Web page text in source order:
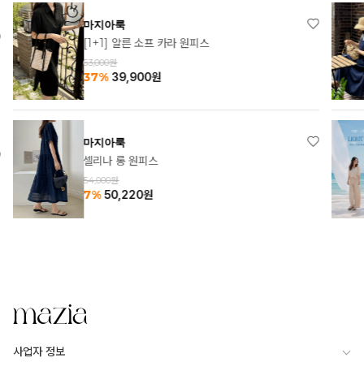
마지아룩
[1+1] 알른 소프 카라 원피스
63,000원
37% 39,900원
마지아룩
셀리나 롱 원피스
54,000원
7% 50,220원
사업자 정보